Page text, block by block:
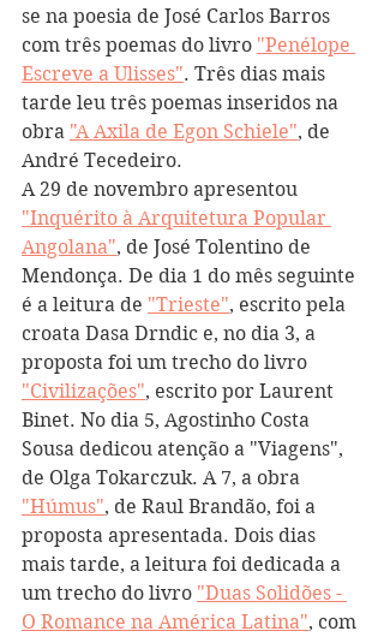
se na poesia de José Carlos Barros
com três poemas do livro "Penélope
Escreve a Ulisses". Três dias mais
tarde leu três poemas inseridos na
obra "A Axila de Egon Schiele", de
André Tecedeiro.
A 29 de novembro apresentou
"Inquérito à Arquitetura Popular
Angolana", de José Tolentino de
Mendonça. De dia 1 do mês seguinte
é a leitura de "Trieste", escrito pela
croata Dasa Drndic e, no dia 3, a
proposta foi um trecho do livro
"Civilizações", escrito por Laurent
Binet. No dia 5, Agostinho Costa
Sousa dedicou atenção a "Viagens",
de Olga Tokarczuk. A 7, a obra
"Húmus", de Raul Brandão, foi a
proposta apresentada. Dois dias
mais tarde, a leitura foi dedicada a
um trecho do livro "Duas Solidões -
O Romance na América Latina", com